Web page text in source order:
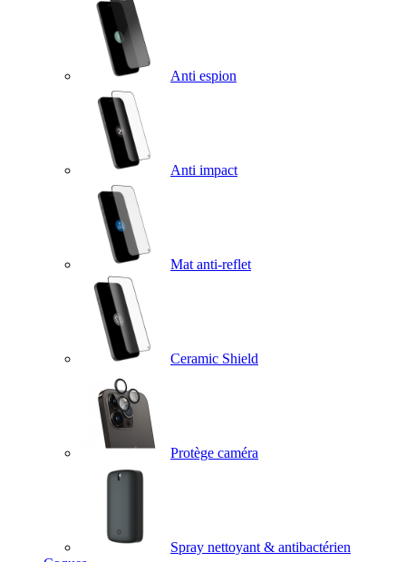
Anti espion
Anti impact
Mat anti-reflet
Ceramic Shield
Protège caméra
Spray nettoyant & antibactérien